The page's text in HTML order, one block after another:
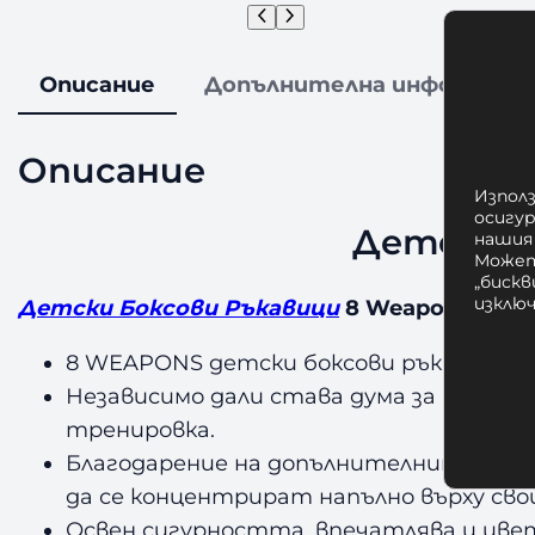
Описание Допълнителна информация
Описание
Детски
Детски Боксови Ръкавици8 Weapons Jipe/
8 WEAPONS детски боксови ръкавици
Независимо дали става дума за Муай
тренировка.
Благодарение на допълнителните
да се концентрират напълно върху
Освен сигурността, впечатлява и
нашия